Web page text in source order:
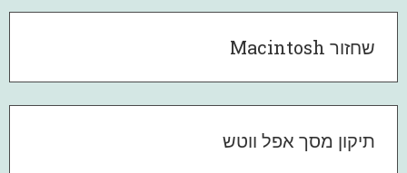
שחזור Macintosh
תיקון מסך אפל ווטש